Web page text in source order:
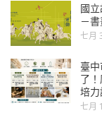
國
－
七月
臺
了
培力
七月